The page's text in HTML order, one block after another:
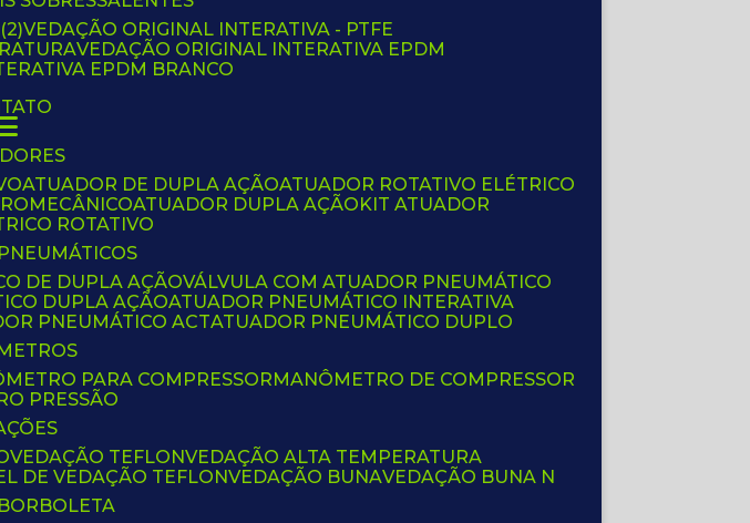
VEDAÇÃO ORIGINAL INTERATIVA - PTFE
VEDAÇÃO ORIGINAL INTERATIVA EPDM
EPDM BRANCO
ATUADOR DE DUPLA AÇÃO
ATUADOR ROTATIVO ELÉTRICO
ATUADOR DUPLA AÇÃO
KIT ATUADOR
ROTATIVO
DE DUPLA AÇÃO VÁLVULA COM ATUADOR PNEUMÁTICO
DUPLA AÇÃO
ATUADOR PNEUMÁTICO INTERATIVA
PNEUMÁTICO ACT
ATUADOR PNEUMÁTICO DUPLO
PARA COMPRESSOR
MANÔMETRO DE COMPRESSOR
PRESSÃO
VEDAÇÃO TEFLON
VEDAÇÃO ALTA TEMPERATURA
DE VEDAÇÃO TEFLON VEDAÇÃO BUNA VEDAÇÃO BUNA N